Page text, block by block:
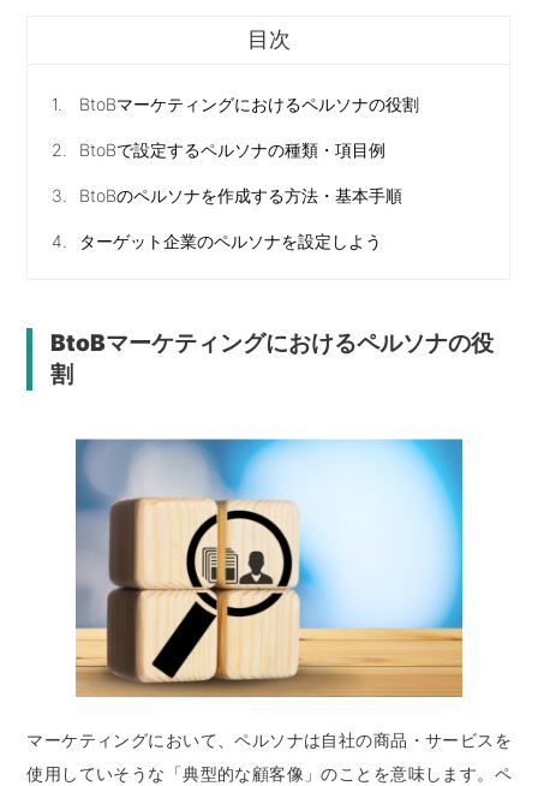
目次
1. BtoBマーケティングにおけるペルソナの役割
2. BtoBで設定するペルソナの種類・項目例
3. BtoBのペルソナを作成する方法・基本手順
4. ターゲット企業のペルソナを設定しよう
BtoBマーケティングにおけるペルソナの役
割
マーケティングにおいて、ペルソナは自社の商品・サービスを
使用していそうな「典型的な顧客像」のことを意味します。ペ